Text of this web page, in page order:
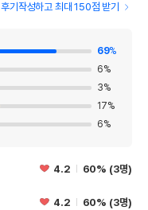
후기작성하고 최대 150점 받기
69%
6%
3%
17%
6%
4.2 60% (3명)
4.2 60% (3명)